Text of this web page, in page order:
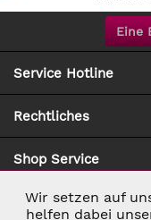
Eine
Service Hotline
Rechtliches
Shop Service
Zahlung & Versand
Notwendig
Wir setzen auf
helfen dabei